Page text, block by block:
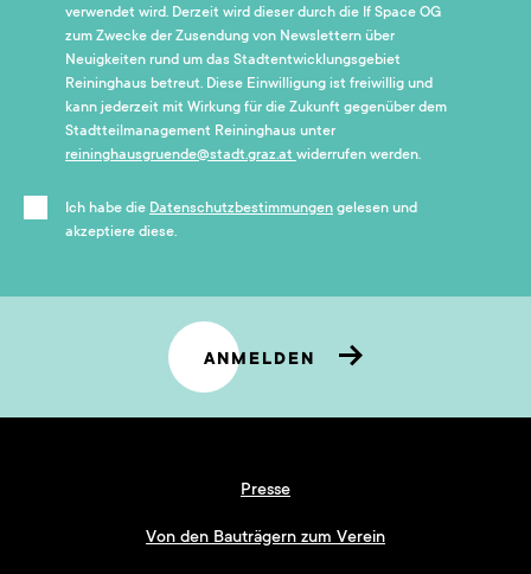
verwendet wird. Derzeit wird dieser durch die If Space OG
zum Zwecke der Zusendung von Newslettern über
Neuigkeiten rund um das Stadtentwicklungsgebiet
Reininghaus betreut. Diese Einwilligung ist freiwillig und
kann jederzeit mit Wirkung für die Zukunft gegenüber dem
Stadtteilmanagement Reininghaus unter
reininghausgruende@stadt.graz.at widerrufen werden.
Ich habe die Datenschutzbestimmungen gelesen und
akzeptiere diese.
ANMELDEN
Presse
Von den Bauträgern zum Verein